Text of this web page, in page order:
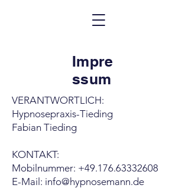
Impre
ssum
VERANTWORTLICH:
Hypnosepraxis-Tieding
Fabian Tieding
KONTAKT:
Mobilnummer: +49.176.63332608
E-Mail: info@hypnosemann.de